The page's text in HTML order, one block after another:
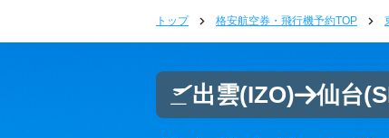
トップ 格安航空券・飛行機予約TOP
出雲(IZO) 仙台